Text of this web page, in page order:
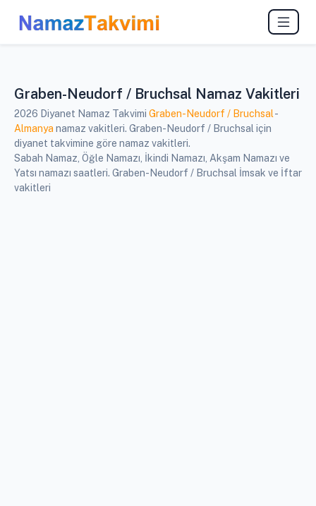
Graben-Neudorf / Bruchsal Namaz Vakitleri
2026 Diyanet Namaz Takvimi Graben-Neudorf / Bruchsal-
Almanya namaz vakitleri. Graben-Neudorf / Bruchsal için
diyanet takvimine göre namaz vakitleri.
Sabah Namaz, Öğle Namazı, İkindi Namazı, Akşam Namazı ve
Yatsı namazı saatleri. Graben-Neudorf / Bruchsal İmsak ve İftar
vakitleri